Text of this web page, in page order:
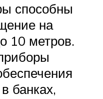
способны
на
10 метров.
банках,